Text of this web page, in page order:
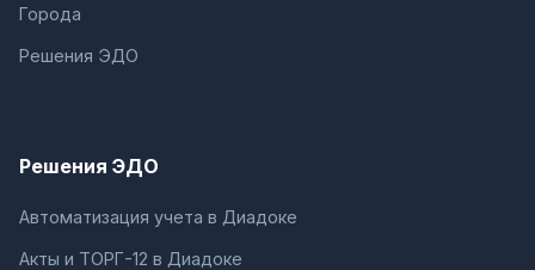
Города
Решения ЭДО
Решения ЭДО
Автоматизация учета в Диадоке
Акты и ТОРГ-12 в Диадоке